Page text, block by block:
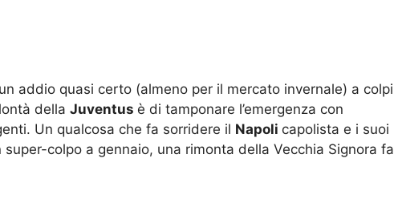
addio quasi certo (almeno per il mercato invernale) a colpi
della Juventus è di tamponare l’emergenza con
Un qualcosa che fa sorridere il Napoli capolista e i suoi
colpo a gennaio, una rimonta della Vecchia Signora fa